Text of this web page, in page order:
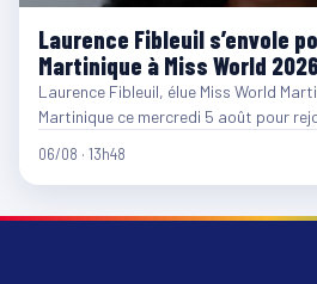
Laurence Fibleuil s’envole
Martinique à Miss World
Laurence Fibleuil, élue Miss World
Martinique ce mercredi 5 août pour
06/08 · 13h48